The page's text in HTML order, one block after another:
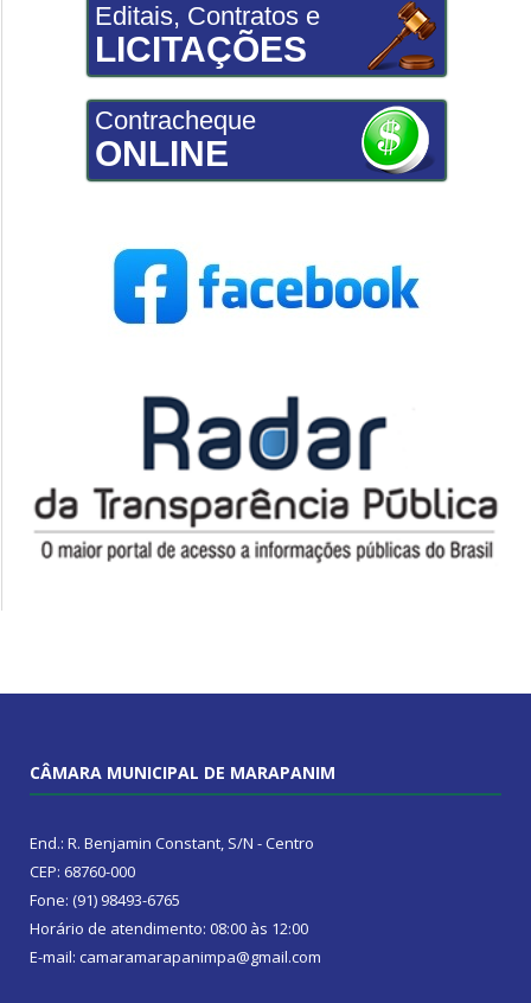
Editais, Contratos e
LICITAÇÕES
Contracheque
ONLINE
CÂMARA MUNICIPAL DE MARAPANIM
End.: R. Benjamin Constant, S/N - Centro
CEP: 68760-000
Fone: (91) 98493-6765
Horário de atendimento: 08:00 às 12:00
E-mail: camaramarapanimpa@gmail.com